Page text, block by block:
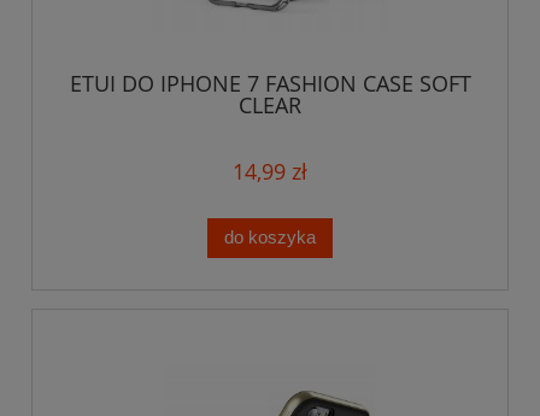
ETUI DO IPHONE 7 FASHION CASE SOFT
CLEAR
14,99 zł
do koszyka